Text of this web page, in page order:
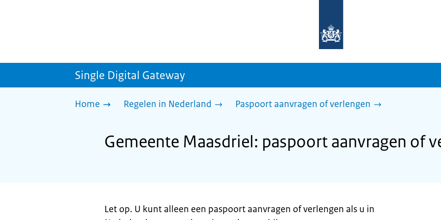
homepage
sdg.rijksoverheid.nl
Single Digital Gateway
Home Regelen in Nederland Paspoort aanvragen of verlengen
Gemeente Maasdriel: paspoort aanvragen of
Let op. U kunt alleen een paspoort aanvragen of verlengen als u in